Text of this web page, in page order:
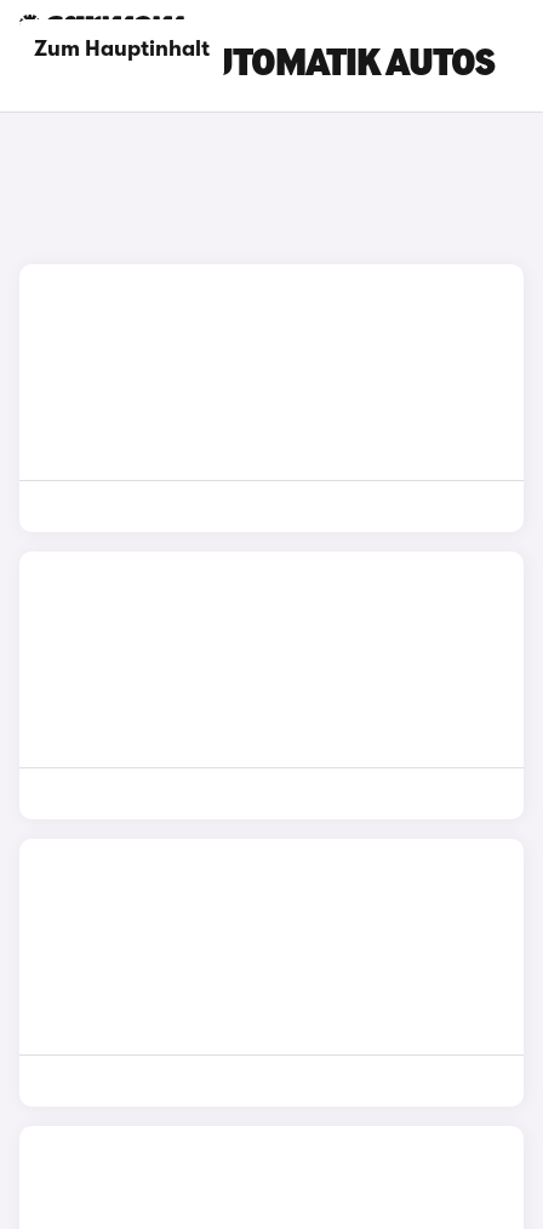
Zum Hauptinhalt
BYD TANG AUTOMATIK AUTOS